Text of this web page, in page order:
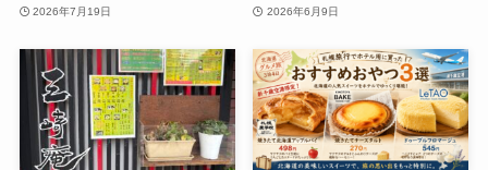
2026年7月19日 2026年6月9日